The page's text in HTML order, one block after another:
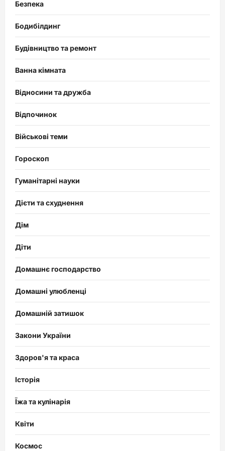
Безпека
Бодибілдинг
Будівництво та ремонт
Ванна кімната
Відносини та дружба
Відпочинок
Військові теми
Гороскоп
Гуманітарні науки
Дієти та схуднення
Дім
Діти
Домашнє господарство
Домашні улюбленці
Домашній затишок
Закони України
Здоров'я та краса
Історія
Їжа та кулінарія
Квіти
Космос